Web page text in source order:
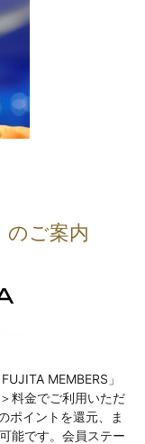
のご案内
MEMBERS」
料金でご利用いただ
ポイントを還元、ま
能です。会員ステー